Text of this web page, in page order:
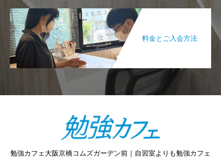
料金とご入会方法
勉強カフェ大阪京橋コムズガーデン前｜自習室よりも勉強カフェ